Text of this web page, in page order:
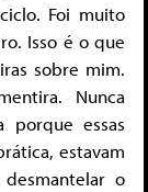
Foi muito
Isso é o que
sobre mim.
Nunca
essas
estavam
o